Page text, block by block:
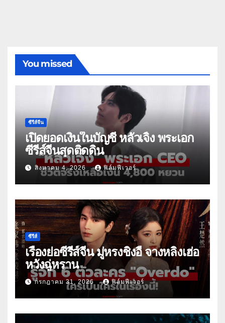
You missed
ซีรีส์จีน
เปิดยอดเงินในบัญชี หลัวเจิ้ง พระเอก
ซีรีส์จีนสุดติดดิน
สิงหาคม 4, 2026 ฟิล์มฟีเวอร์
ซีรีส์
เรื่องย่อซีรีส์จีน มู่หรงชิงอี้ จางหลิงเฮ่อ
หวังฉู่หราน
กรกฎาคม 31, 2026 ฟิล์มฟีเวอร์